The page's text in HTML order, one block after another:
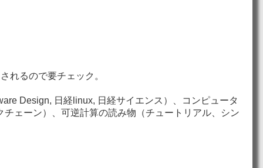
れるので要チェック。
Design, 日経linux, 日経サイエンス）、コンピュータ
ェーン）、可逆計算の読み物（チュートリアル、シン